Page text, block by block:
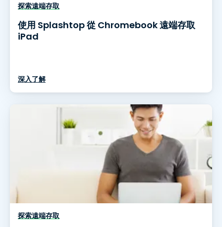
探索遠端存取
使用 Splashtop 從 Chromebook 遠端存取
iPad
深入了解
探索遠端存取